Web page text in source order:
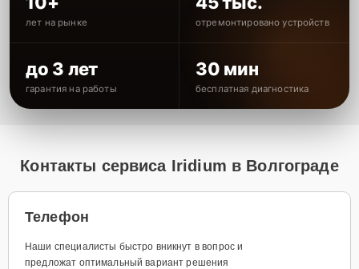
лет на рынке отремонтировано устройств
до 3 лет
гарантия на работы
30 мин
бесплатная диагностика
Контакты сервиса Iridium в Волгограде
Телефон
Наши специалисты быстро вникнут в вопрос и
предложат оптимальный вариант решения